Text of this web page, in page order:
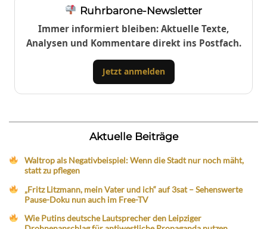
Ruhrbarone-Newsletter
Immer informiert bleiben: Aktuelle Texte,
Analysen und Kommentare direkt ins Postfach.
Jetzt anmelden
Aktuelle Beiträge
Waltrop als Negativbeispiel: Wenn die Stadt nur noch mäht,
statt zu pflegen
„Fritz Litzmann, mein Vater und ich“ auf 3sat – Sehenswerte
Pause-Doku nun auch im Free-TV
Wie Putins deutsche Lautsprecher den Leipziger